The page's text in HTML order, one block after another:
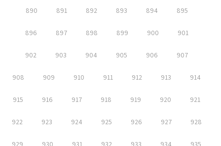
890 891 892 893 894 895
896 897 898 899 900 901
902 903 904 905 906 907
908 909 910 911 912 913 914
915 916 917 918 919 920 921
922 923 924 925 926 927 928
929 930 931 932 933 934 935